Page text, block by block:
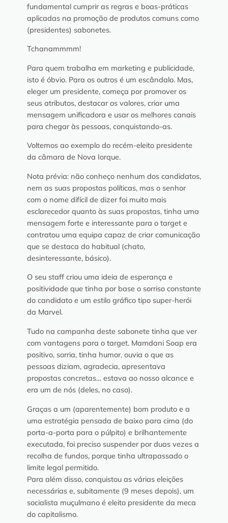
fundamental cumprir as regras e boas-práticas
aplicadas na promoção de produtos comuns como
(presidentes) sabonetes.
Tchanammmm!
Para quem trabalha em marketing e publicidade,
isto é óbvio. Para os outros é um escândalo. Mas,
eleger um presidente, começa por promover os
seus atributos, destacar os valores, criar uma
mensagem unificadora e usar os melhores canais
para chegar às pessoas, conquistando-as.
Voltemos ao exemplo do recém-eleito presidente
da câmara de Nova Iorque.
Nota prévia: não conheço nenhum dos candidatos,
nem as suas propostas políticas, mas o senhor
com o nome difícil de dizer foi muito mais
esclarecedor quanto às suas propostas, tinha uma
mensagem forte e interessante para o target e
contratou uma equipa capaz de criar comunicação
que se destaca do habitual (chato,
desinteressante, básico).
O seu staff criou uma ideia de esperança e
positividade que tinha por base o sorriso constante
do candidato e um estilo gráfico tipo super-herói
da Marvel.
Tudo na campanha deste sabonete tinha que ver
com vantagens para o target. Mamdani Soap era
positivo, sorria, tinha humor, ouvia o que as
pessoas diziam, agradecia, apresentava
propostas concretas… estava ao nosso alcance e
era um de nós (deles, no caso).
Graças a um (aparentemente) bom produto e a
uma estratégia pensada de baixo para cima (do
porta-a-porta para o púlpito) e brilhantemente
executada, foi preciso suspender por duas vezes a
recolha de fundos, porque tinha ultrapassado o
limite legal permitido.
Para além disso, conquistou as várias eleições
necessárias e, subitamente (9 meses depois), um
socialista muçulmano é eleito presidente da meca
do capitalismo.